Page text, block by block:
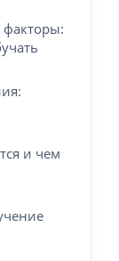
и чем